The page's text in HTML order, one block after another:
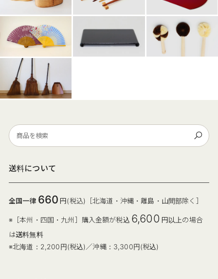
送料について
全国一律 660 円(税込)［北海道・沖縄・離島・山間部除く］
※［本州・四国・九州］購入金額が税込 6,600 円以上の場合
は送料無料
※北海道：2,200円(税込)／沖縄：3,300円(税込)